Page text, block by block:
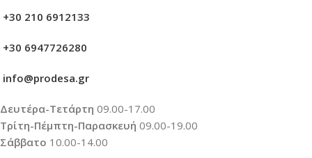
+30 210 6912133
+30 6947726280
info@prodesa.gr
Δευτέρα-Τετάρτη 09.00-17.00
Τρίτη-Πέμπτη-Παρασκευή 09.00-19.00
Σάββατο 10.00-14.00